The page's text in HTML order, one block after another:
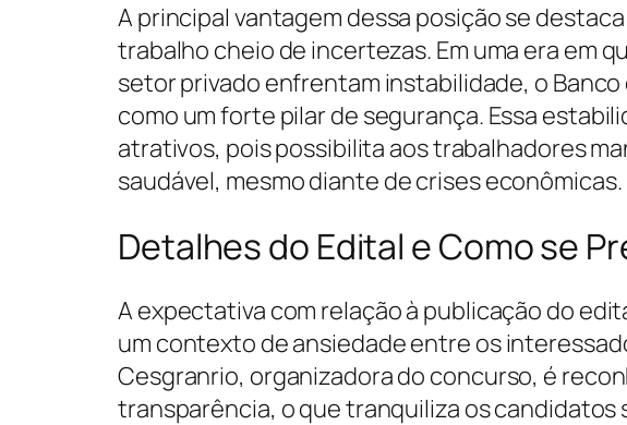
A principal vantagem dessa posição se
trabalho cheio de incertezas. Em uma era em
setor privado enfrentam instabilidade, o Banco
como um forte pilar de segurança. Essa
atrativos, pois possibilita aos trabalhadores
saudável, mesmo diante de crises econômicas.
Detalhes do Edital e Como se
A expectativa com relação à publicação do
um contexto de ansiedade entre os
Cesgranrio, organizadora do concurso, é
transparência, o que tranquiliza os candidatos